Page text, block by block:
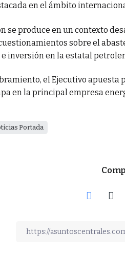
en el ámbito
se produce en un contexto
sobre el
inversión en la estatal
el Ejecutivo
en la principal empresa
Portada